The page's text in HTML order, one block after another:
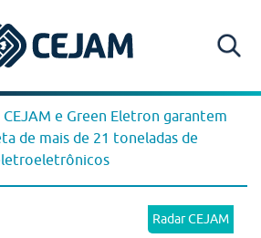
CEJAM e Green Eletron garantem
de mais de 21 toneladas de
Radar CEJAM